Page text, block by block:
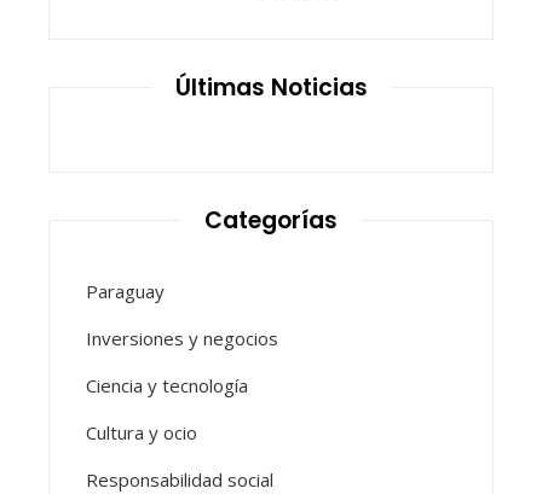
Últimas Noticias
Categorías
Paraguay
Inversiones y negocios
Ciencia y tecnología
Cultura y ocio
Responsabilidad social